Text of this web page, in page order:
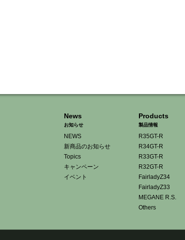
News
お知らせ
NEWS
新商品のお知らせ
Topics
キャンペーン
イベント
Products
製品情報
R35GT-R
R34GT-R
R33GT-R
R32GT-R
FairladyZ34
FairladyZ33
MEGANE R.S.
Others